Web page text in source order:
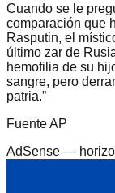
Cuando se le
comparación que
Rasputin, el
último zar de
hemofilia de su
sangre, pero
patria.”
Fuente AP
AdSense —